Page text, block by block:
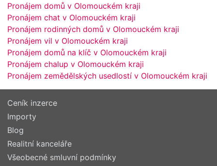
Pronájem domů v Olomouckém kraji
Pronájem chat v Olomouckém kraji
Pronájem rodinných domů v Olomouckém kraji
Pronájem vil v Olomouckém kraji
Pronájem domů na klíč v Olomouckém kraji
Pronájem chalup v Olomouckém kraji
Pronájem zemědělských usedlostí v Olomouckém kraji
Ceník inzerce
Importy
Blog
Realitní kanceláře
Všeobecné smluvní podmínky